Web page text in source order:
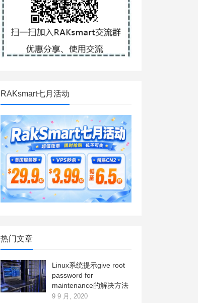
RAKsmart七月活动
热门文章
Linux系统提示give root
password for
maintenance的解决方法
9 9 月, 2020